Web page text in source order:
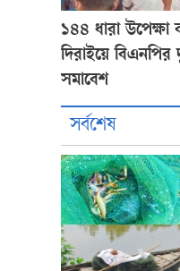
১৪৪ ধারা উপেক্ষা
দিরাইয়ে
সমাবেশ
সর্বশেষ